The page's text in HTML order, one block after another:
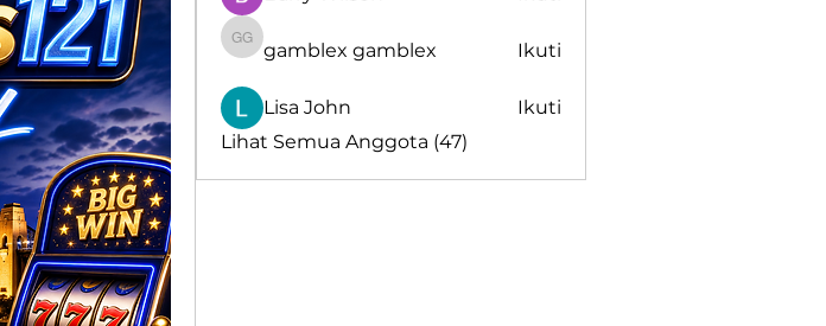
gamblex gamblex
gamblex gamblex Ikuti
Lisa John
Ikuti
Lihat Semua Anggota (47)